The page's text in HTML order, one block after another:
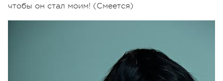
чтобы он стал моим! (Смеется)